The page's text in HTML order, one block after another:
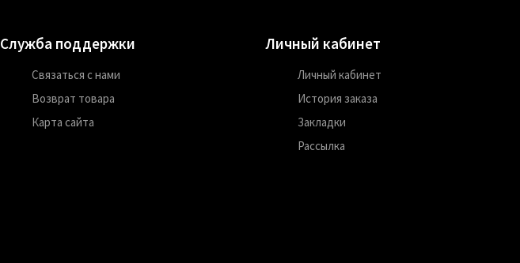
Служба поддержки
Связаться с нами
Возврат товара
Карта сайта
Личный кабинет
Личный кабинет
История заказа
Закладки
Рассылка